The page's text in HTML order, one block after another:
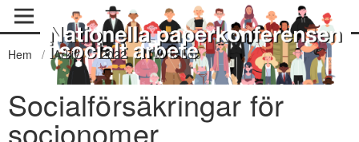
Hem / Arkiv / 2022 / Workshop
Socialförsäkringar för
socionomer